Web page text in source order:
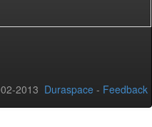
2013 Duraspace - Feedback